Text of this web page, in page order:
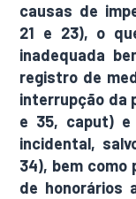
causas de
21 e 23), o
inadequada
registro de
interrupção da
e 35, caput) e
incidental,
34), bem como
de honorários